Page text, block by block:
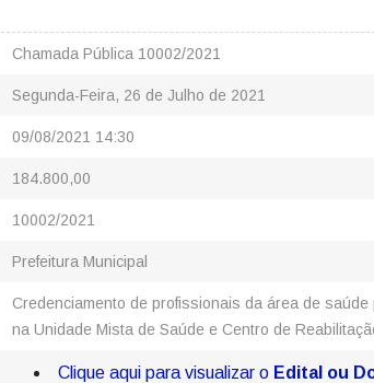
Chamada Pública 10002/2021
Segunda-Feira, 26 de Julho de 2021
09/08/2021 14:30
184.800,00
10002/2021
Prefeitura Municipal
Credenciamento de profissionais da área de saúde
na Unidade Mista de Saúde e Centro de
Clique aqui para visualizar o Edital ou